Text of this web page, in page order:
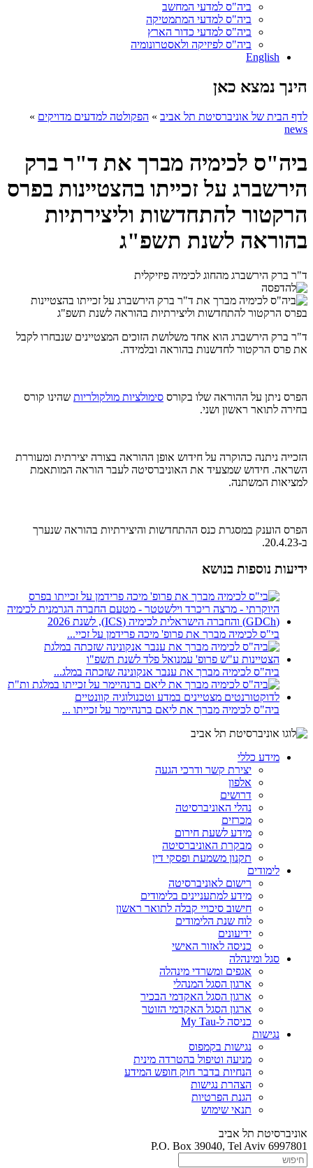
ביה"ס למדעי המחשב
ביה"ס למדעי המתמטיקה
ביה"ס למדעי כדור הארץ
ביה"ס לפיזיקה ולאסטרונומיה
English
הינך נמצא כאן
לדף הבית של אוניברסיטת תל אביב » הפקולטה למדעים מדויקים »
news
ביה"ס לכימיה מברך את ד"ר ברק
הירשברג על זכייתו בהצטיינות בפרס
הרקטור להתחדשות וליצירתיות
בהוראה לשנת תשפ"ג
ד"ר ברק הירשברג מהחוג לכימיה פיזיקלית
ד"ר ברק הירשברג הוא אחד משלושת הזוכים המצטיינים שנבחרו לקבל
את פרס הרקטור לחדשנות בהוראה ובלמידה.
הפרס ניתן על ההוראה שלו בקורס סימולציות מולקולריות שהינו קורס
בחירה לתואר ראשון ושני.
הזכייה ניתנה כהוקרה על חידוש אופן ההוראה בצורה יצירתית ומעוררת
השראה. חידוש שמצעיד את האוניברסיטה לעבר הוראה המותאמת
למציאות המשתנה.
הפרס הוענק במסגרת כנס ההתחדשות והיצירתיות בהוראה שנערך
ב-20.4.23.
ידיעות נוספות בנושא
בי"ס לכימיה מברך את פרופ' מיכה פרידמן על זכיי...
ביה"ס לכימיה מברך את ענבר אנקונינה שזכתה במלג...
ביה"ס לכימיה מברך את ליאם ברנהיימר על זכייתו ...
מידע כללי
יצירת קשר ודרכי הגעה
אלפון
דרושים
נהלי האוניברסיטה
מכרזים
מידע לשעת חירום
מבקרת האוניברסיטה
תקנון משמעת ופסקי דין
לימודים
רישום לאוניברסיטה
מידע למתעניינים בלימודים
חישוב סיכויי קבלה לתואר ראשון
לוח שנת הלימודים
ידיעונים
כניסה לאזור האישי
סגל ומינהלה
אגפים ומשרדי מינהלה
ארגון הסגל המנהלי
ארגון הסגל האקדמי הבכיר
ארגון הסגל האקדמי הזוטר
כניסה ל-My Tau
נגישות
נגישות בקמפוס
מניעה וטיפול בהטרדה מינית
הנחיות בדבר חוק חופש המידע
הצהרת נגישות
הגנת הפרטיות
תנאי שימוש
אוניברסיטת תל אביב
P.O. Box 39040, Tel Aviv 6997801